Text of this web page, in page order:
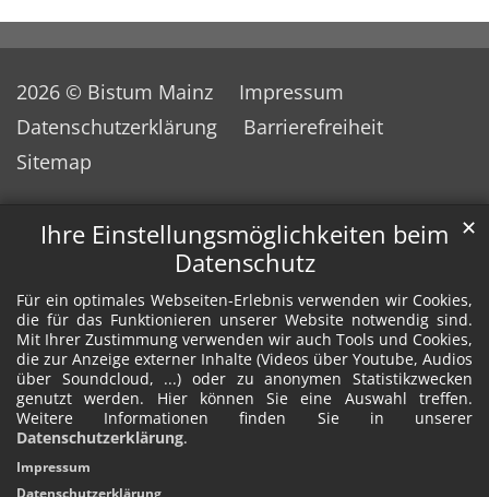
Ihre Einstellungsmöglichkeiten beim
Datenschutz
Für ein optimales Webseiten-Erlebnis verwenden wir Cookies,
die für das Funktionieren unserer Website notwendig sind.
Mit Ihrer Zustimmung verwenden wir auch Tools und Cookies,
die zur Anzeige externer Inhalte (Videos über Youtube, Audios
über Soundcloud, ...) oder zu anonymen Statistikzwecken
genutzt werden. Hier können Sie eine Auswahl treffen.
Weitere Informationen finden Sie in unserer
Datenschutzerklärung.
✕
Impressum
2026 © Bistum Mainz
Impressum
Datenschutzerklärung
Barrierefreiheit
Sitemap